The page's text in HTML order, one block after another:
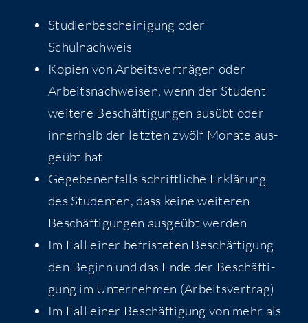
Stu­di­en­be­schei­ni­gung oder
Schulnachweis
Kopien von Arbeits­ver­trä­gen oder
Arbeits­nach­wei­sen, wenn der Stu­dent
wei­te­re Beschäf­ti­gun­gen aus­übt oder
inner­halb der letz­ten zwölf Mona­te aus­
ge­übt hat
Gege­be­nen­falls schrift­li­che Erklä­rung
des Stu­den­ten, dass kei­ne wei­te­ren
Beschäf­ti­gun­gen aus­ge­übt werden
Im Fall einer befris­te­ten Beschäf­ti­gung
den Beginn und das Ende der Beschäf­ti­
gung im Unter­neh­men (Arbeits­ver­trag)
Im Fall einer Beschäf­ti­gung von mehr als